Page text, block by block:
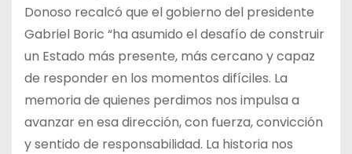
Donoso recalcó que el gobierno del presidente
Gabriel Boric “ha asumido el desafío de construir
un Estado más presente, más cercano y capaz
de responder en los momentos difíciles. La
memoria de quienes perdimos nos impulsa a
avanzar en esa dirección, con fuerza, convicción
y sentido de responsabilidad. La historia nos